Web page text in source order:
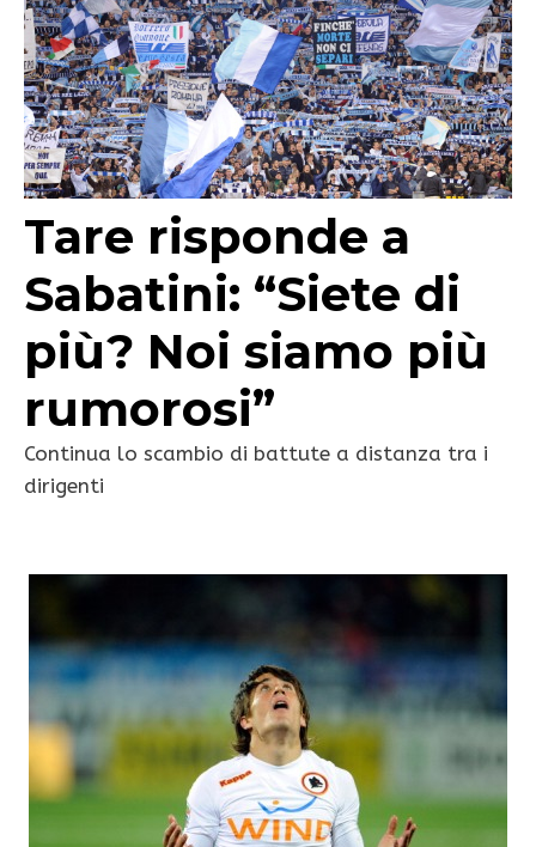
Tare risponde a
Sabatini: “Siete di
più? Noi siamo più
rumorosi”
Continua lo scambio di battute a distanza tra i
dirigenti